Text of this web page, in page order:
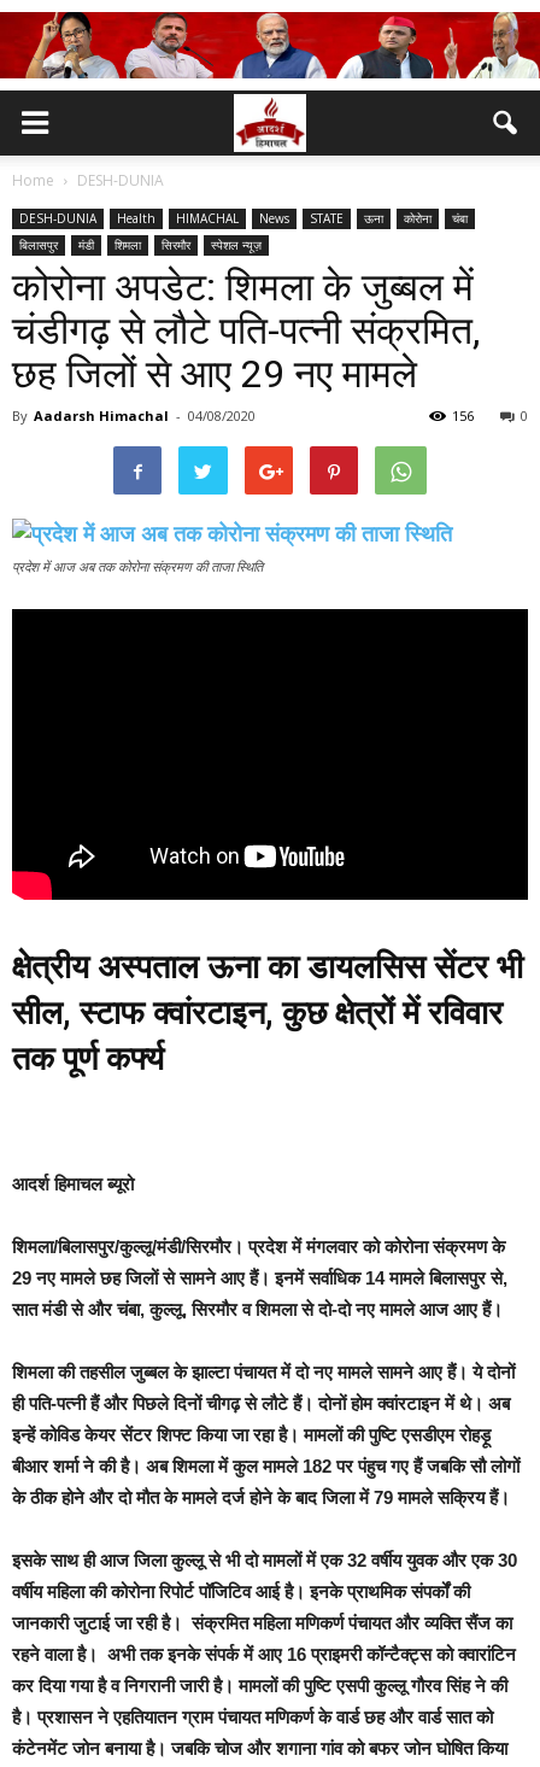
Home DESH-DUNIA
DESH-DUNIA Health HIMACHAL News STATE ऊना कोरोना
चंबा
बिलासपुर
मंडी शिमला सिरमौर स्पेशल न्यूज़
कोरोना अपडेट: शिमला के जुब्बल में
चंडीगढ़ से लौटे पति-पत्नी संक्रमित,
छह जिलों से आए 29 नए मामले
By Aadarsh Himachal - 04/08/2020 0
156
प्रदेश में आज अब तक कोरोना संक्रमण की ताजा स्थिति
क्षेत्रीय अस्पताल ऊना का डायलसिस सेंटर भी
सील, स्टाफ क्वांरटाइन, कुछ क्षेत्रों में रविवार
तक पूर्ण कर्फ्य
आदर्श हिमाचल ब्यूरो
शिमला/बिलासपुर/कुल्लू/मंडी/सिरमौर।प्रदेश में मंगलवार को कोरोना संक्रमण के
29 नए मामले छह जिलों से सामने आए हैं। इनमें सर्वाधिक 14 मामले बिलासपुर से,
सात मंडी से और चंबा, कुल्लू, सिरमौर व शिमला से दो-दो नए मामले आज आए हैं।
शिमला की तहसील जुब्बल के झाल्टा पंचायत में दो नए मामले सामने आए हैं। ये दोनों
ही पति-पत्नी हैं और पिछले दिनों चीगढ़ से लौटे हैं। दोनों होम क्वांरटाइन में थे। अब
इन्हें कोविड केयर सेंटर शिफ्ट किया जा रहा है। मामलों की पुष्टि एसडीएम रोहड़ू
बीआर शर्मा ने की है। अब शिमला में कुल मामले 182 पर पंहुच गए हैं जबकि सौ लोगों
के ठीक होने और दो मौत के मामले दर्ज होने के बाद जिला में 79 मामले सक्रिय हैं।
इसके साथ ही आज जिला कुल्लू से भी दो मामलों में एक 32 वर्षीय युवक और एक 30
वर्षीय महिला की कोरोना रिपोर्ट पॉजिटिव आई है। इनके प्राथमिक संपर्कों की
जानकारी जुटाई जा रही है। संक्रमित महिला मणिकर्ण पंचायत और व्यक्ति सैंज का
रहने वाला है। अभी तक इनके संपर्क में आए 16 प्राइमरी कॉन्टैक्ट्स को क्वारांटिन
कर दिया गया है व निगरानी जारी है। मामलों की पुष्टि एसपी कुल्लू गौरव सिंह ने की
है। प्रशासन ने एहतियातन ग्राम पंचायत मणिकर्ण के वार्ड छह और वार्ड सात को
कंटेनमेंट जोन बनाया है। जबकि चोज और शगाना गांव को बफर जोन घोषित किया